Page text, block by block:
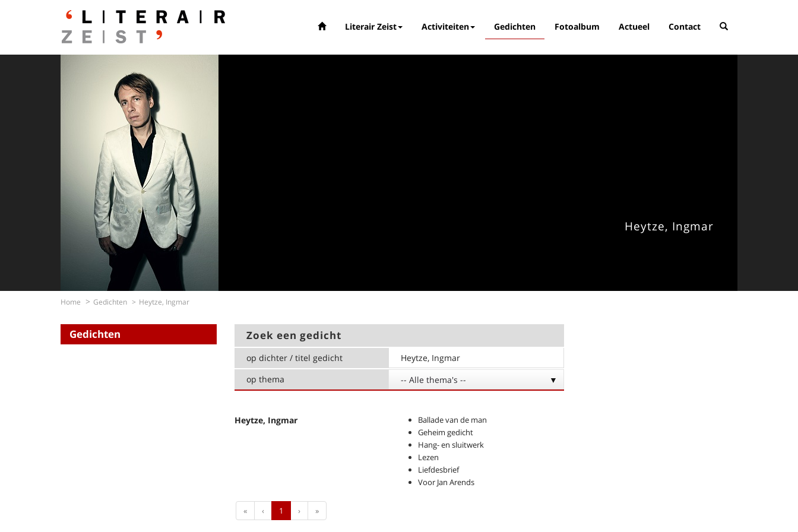
Literair Zeist Activiteiten Gedichten Fotoalbum Actueel Contact
Heytze, Ingmar
Home Gedichten Heytze, Ingmar
Gedichten Zoek een gedicht
op dichter / titel gedicht
op thema
-- Alle thema's --
Heytze, Ingmar
Ballade van de man
Geheim gedicht
Hang- en sluitwerk
Lezen
Liefdesbrief
Voor Jan Arends
«First ‹Previous
1 ›Next»Last